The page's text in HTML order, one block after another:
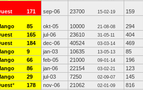
171 sep-06 23700 15-02-19 159
85 okt-05 10000 21-08-08 294
165 jul-06 23610 31-05-11 404
184 dec-06 40524 03-03-14 469
9 jan-03 10635 13-05-13 85
66 feb-05 21000 09-01-14 196
86 jan-06 22154 03-02-21 123
29 jul-03 7250 02-09-07 145
* 178 nov-06 21062 02-01-09 816